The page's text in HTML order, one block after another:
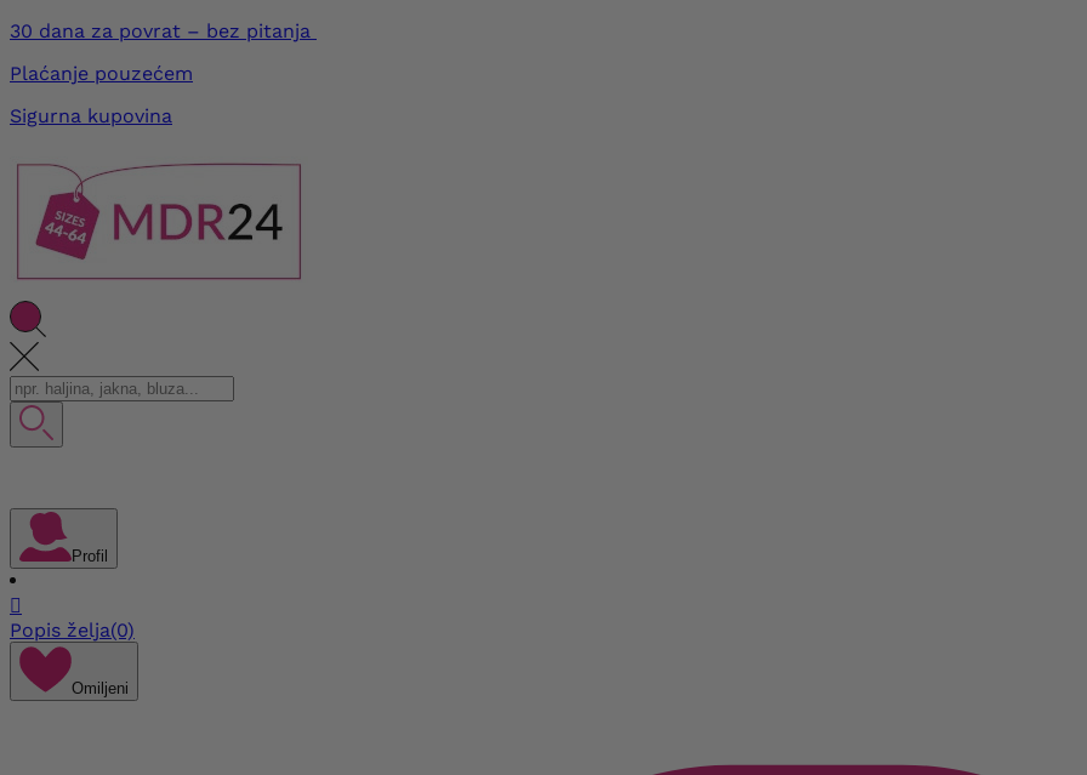
30 dana za povrat – bez pitanja
Plaćanje pouzećem
Sigurna kupovina
Profil

Popis želja(0)
Omiljeni